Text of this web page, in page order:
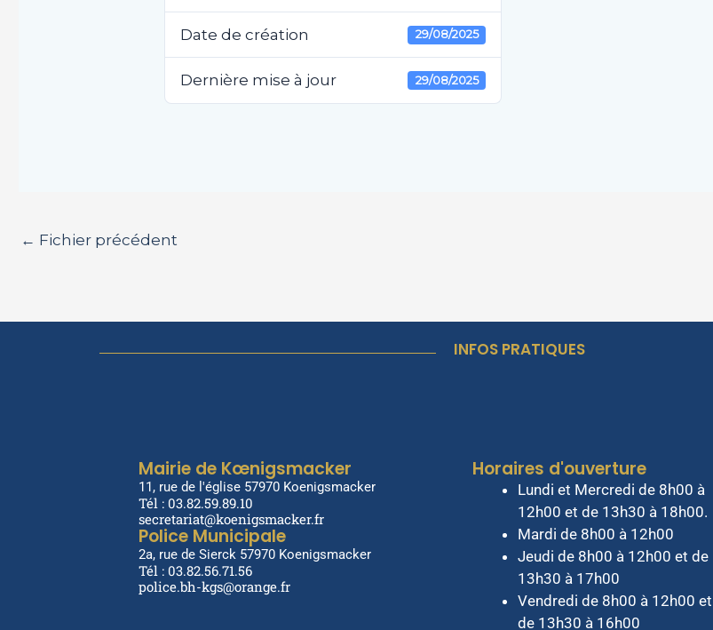
Date de création 29/08/2025
Dernière mise à jour 29/08/2025
← Fichier précédent
INFOS PRATIQUES
Mairie de Kœnigsmacker
11, rue de l'église 57970 Koenigsmacker
Tél : 03.82.59.89.10
secretariat@koenigsmacker.fr
Police Municipale
2a, rue de Sierck 57970 Koenigsmacker
Tél : 03.82.56.71.56
police.bh-kgs@orange.fr
Horaires d'ouverture
Lundi et Mercredi de 8h00 à
12h00 et de 13h30 à 18h00.
Mardi de 8h00 à 12h00
Jeudi de 8h00 à 12h00 et de
13h30 à 17h00
Vendredi de 8h00 à 12h00 et
de 13h30 à 16h00